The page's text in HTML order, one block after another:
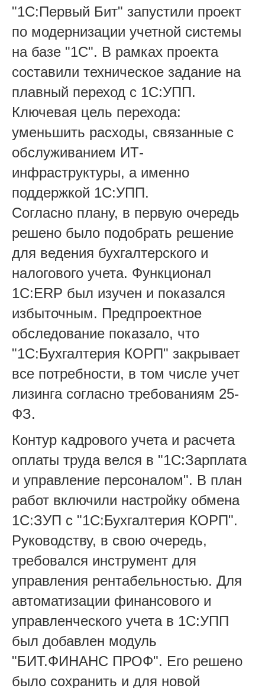
"1С:Первый Бит" запустили проект
по модернизации учетной системы
на базе "1С". В рамках проекта
составили техническое задание на
плавный переход с 1С:УПП.
Ключевая цель перехода:
уменьшить расходы, связанные с
обслуживанием ИТ-
инфраструктуры, а именно
поддержкой 1С:УПП.
Согласно плану, в первую очередь
решено было подобрать решение
для ведения бухгалтерского и
налогового учета. Функционал
1C:ERP был изучен и показался
избыточным. Предпроектное
обследование показало, что
"1С:Бухгалтерия КОРП" закрывает
все потребности, в том числе учет
лизинга согласно требованиям 25-
ФЗ.
Контур кадрового учета и расчета
оплаты труда велся в "1С:Зарплата
и управление персоналом". В план
работ включили настройку обмена
1С:ЗУП с "1С:Бухгалтерия КОРП".
Руководству, в свою очередь,
требовался инструмент для
управления рентабельностью. Для
автоматизации финансового и
управленческого учета в 1С:УПП
был добавлен модуль
"БИТ.ФИНАНС ПРОФ". Его решено
было сохранить и для новой